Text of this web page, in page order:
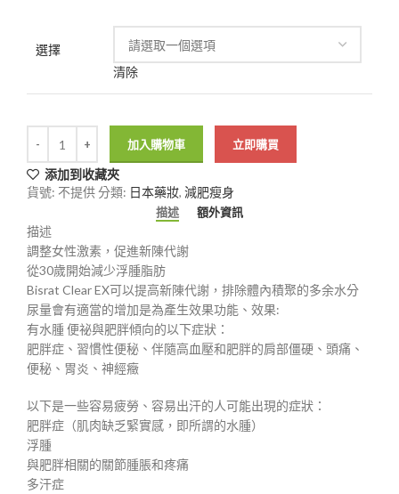
選擇
清除
加入購物車 立即購買
添加到收藏夾
貨號: 不提供分類: 日本藥妝, 減肥瘦身
描述 額外資訊
描述
調整女性激素，促進新陳代謝
從30歲開始減少浮腫脂肪
Bisrat Clear EX可以提高新陳代謝，排除體內積聚的多余水分
尿量會有適當的增加是為產生效果功能、效果:
有水腫 便祕與肥胖傾向的以下症狀：
肥胖症、習慣性便秘、伴隨高血壓和肥胖的肩部僵硬、頭痛、
便秘、胃炎、神經癥
以下是一些容易疲勞、容易出汗的人可能出現的症狀：
肥胖症（肌肉缺乏緊實感，即所謂的水腫）
浮腫
與肥胖相關的關節腫脹和疼痛
多汗症